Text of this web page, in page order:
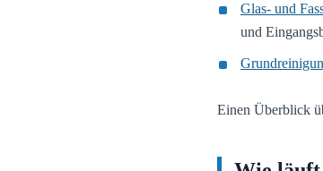
Glas- und
und
Einen Überblick